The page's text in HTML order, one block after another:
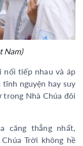
Nam)
nối tiếp nhau và áp
nguyện hay suy
trong Nhà Chúa đôi
căng thẳng nhất,
Trời không hề